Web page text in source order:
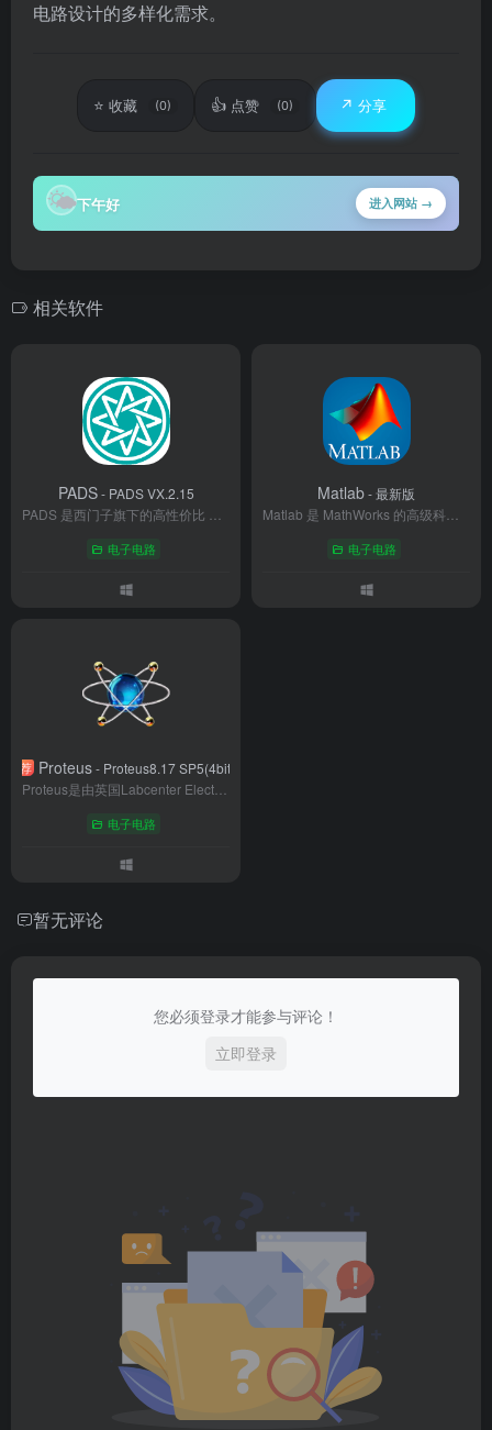
电路设计的多样化需求。
⭐ 收藏 (0) 👍 点赞 (0) ↗️ 分享
🌤下午好 进入网站 →
相关软件
PADS- PADS VX.2.15
电子电路
Matlab- 最新版
电子电路
荐 Proteus- Proteus8.17 SP5(4bit)
电子电路
暂无评论
您必须登录才能参与评论！
立即登录